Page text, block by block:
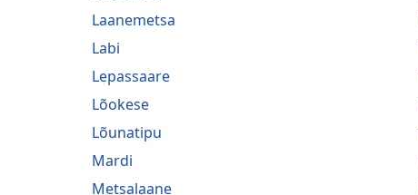
Laanemetsa
Labi
Lepassaare
Lõokese
Lõunatipu
Mardi
Metsalaane